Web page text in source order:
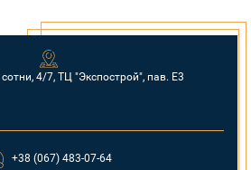
4/7, ТЦ "Экспострой", пав. Е3
+38 (067) 483-07-64